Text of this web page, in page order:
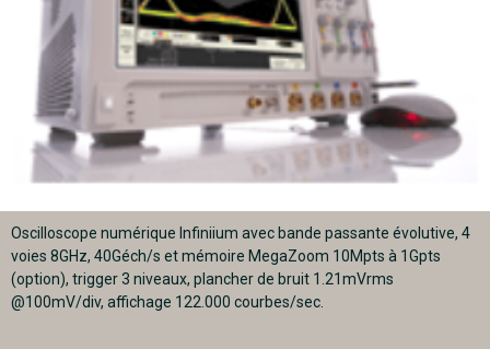
Oscilloscope numérique Infiniium avec bande passante évolutive, 4
voies 8GHz, 40Géch/s et mémoire MegaZoom 10Mpts à 1Gpts
(option), trigger 3 niveaux, plancher de bruit 1.21mVrms
@100mV/div, affichage 122.000 courbes/sec.